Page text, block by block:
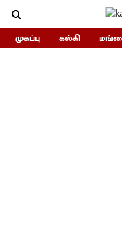
முகப்பு கல்கி